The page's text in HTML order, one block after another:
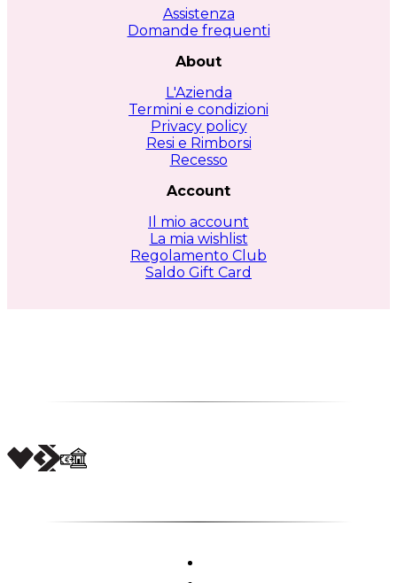
Assistenza
Domande frequenti
About
L'Azienda
Termini e condizioni
Privacy policy
Resi e Rimborsi
Recesso
Account
Il mio account
La mia wishlist
Regolamento Club
Saldo Gift Card